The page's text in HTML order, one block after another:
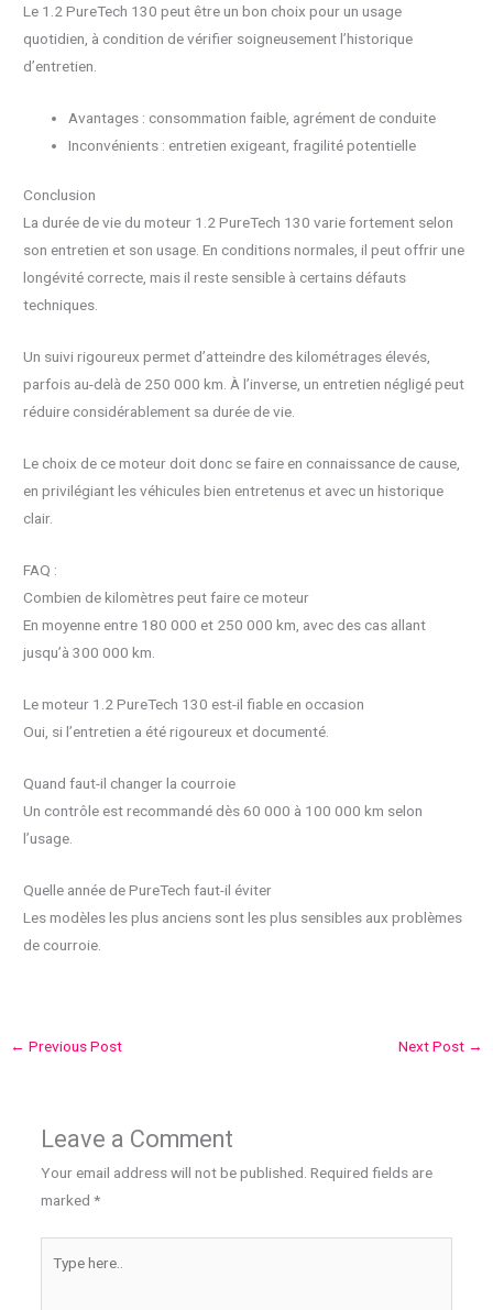
Le 1.2 PureTech 130 peut être un bon choix pour un usage
quotidien, à condition de vérifier soigneusement l’historique
d’entretien.
Avantages : consommation faible, agrément de conduite
Inconvénients : entretien exigeant, fragilité potentielle
Conclusion
La durée de vie du moteur 1.2 PureTech 130 varie fortement selon
son entretien et son usage. En conditions normales, il peut offrir une
longévité correcte, mais il reste sensible à certains défauts
techniques.
Un suivi rigoureux permet d’atteindre des kilométrages élevés,
parfois au-delà de 250 000 km. À l’inverse, un entretien négligé peut
réduire considérablement sa durée de vie.
Le choix de ce moteur doit donc se faire en connaissance de cause,
en privilégiant les véhicules bien entretenus et avec un historique
clair.
FAQ :
Combien de kilomètres peut faire ce moteur
En moyenne entre 180 000 et 250 000 km, avec des cas allant
jusqu’à 300 000 km.
Le moteur 1.2 PureTech 130 est-il fiable en occasion
Oui, si l’entretien a été rigoureux et documenté.
Quand faut-il changer la courroie
Un contrôle est recommandé dès 60 000 à 100 000 km selon
l’usage.
Quelle année de PureTech faut-il éviter
Les modèles les plus anciens sont les plus sensibles aux problèmes
de courroie.
← Previous Post Next Post →
Leave a Comment
Your email address will not be published. Required fields are
marked *
here..